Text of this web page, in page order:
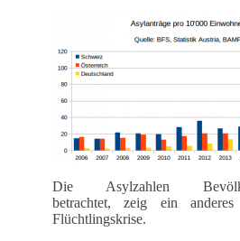
Die Asylzahlen
betrachtet, zeig ein
Flüchtlingskrise.